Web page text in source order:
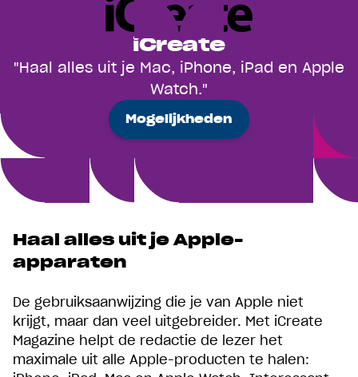
iCreate
"Haal alles uit je Mac, iPhone, iPad en Apple
Watch."
Mogelijkheden
Haal alles uit je Apple-
apparaten
De gebruiksaanwijzing die je van Apple niet
krijgt, maar dan veel uitgebreider. Met iCreate
Magazine helpt de redactie de lezer het
maximale uit alle Apple-producten te halen: